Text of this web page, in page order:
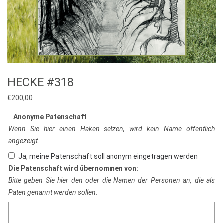
HECKE #318
€200,00
Anonyme Patenschaft
Wenn Sie hier einen Haken setzen, wird kein Name öffentlich
angezeigt.
Ja, meine Patenschaft soll anonym eingetragen werden
Die Patenschaft wird übernommen von:
Bitte geben Sie hier den oder die Namen der Personen an, die als
Paten genannt werden sollen.